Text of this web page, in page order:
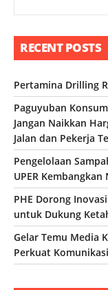
RECENT POSTS
Pertamina Drilling
Paguyuban
Jangan Naikkan
Jalan dan Pekerja
Pengelolaan
UPER Kembangkan
PHE Dorong
untuk Dukung
Gelar Temu Media
Perkuat